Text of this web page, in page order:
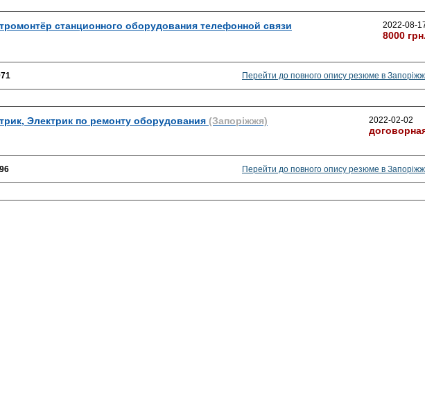
станционного оборудования телефонной связи
2022-08-
8000
Перейти до повного опису резюме в
Электрик по ремонту оборудования (Запоріжжя) 2022-02-02
Перейти до повного опису резюме в